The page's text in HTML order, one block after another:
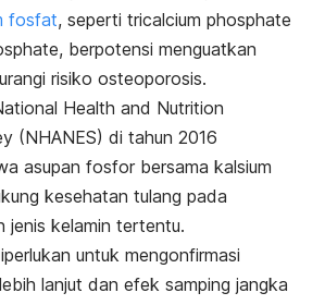
fosfat, seperti tricalcium phosphate
berpotensi menguatkan
risiko osteoporosis.
Health and Nutrition
(NHANES) di tahun 2016
asupan fosfor bersama kalsium
kesehatan tulang pada
jenis kelamin tertentu.
untuk mengonfirmasi
lanjut dan efek samping jangka